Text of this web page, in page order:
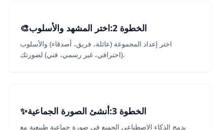
2
🎨 الخطوة 2 :اختر المشهد والأسلوب
اختر إعداد المجموعة (عائلة، فريق، أصدقاء) والأسلوب
(احترافي، غير رسمي، فني) لصورتك.
3
✨ الخطوة 3 :أنشئ الصورة الجماعية
يدمج الذكاء الاصطناعي الجميع في صورة جماعية طبيعية مع